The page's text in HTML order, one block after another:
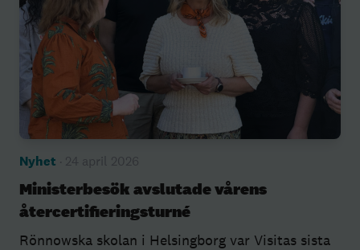
Nyhet · 24 april 2026
Ministerbesök avslutade vårens
återcertifieringsturné
Rönnowska skolan i Helsingborg var Visitas sista